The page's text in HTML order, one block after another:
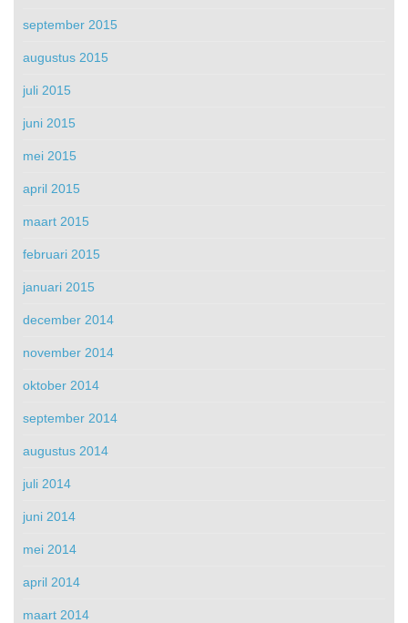
september 2015
augustus 2015
juli 2015
juni 2015
mei 2015
april 2015
maart 2015
februari 2015
januari 2015
december 2014
november 2014
oktober 2014
september 2014
augustus 2014
juli 2014
juni 2014
mei 2014
april 2014
maart 2014